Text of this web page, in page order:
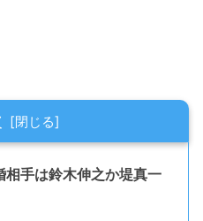
相手は鈴木伸之か堤真一